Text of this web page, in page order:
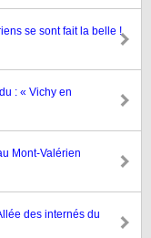
se sont fait la belle !
: « Vichy en
Mont-Valérien
des internés du